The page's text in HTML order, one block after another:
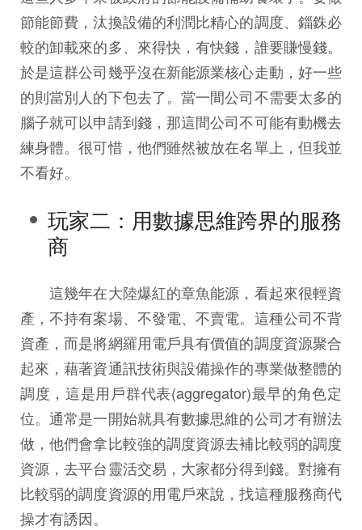
節能節費，汰換設備的利潤比精心的調度、錙銖必
較的卸載來的多、來得快，有快錢，誰要賺慢錢。
於是這群公司幾乎沒在新能源業核心走動，好一些
的則當別人的下包去了。當一間公司不需要太多的
腦子就可以申請到錢，那這間公司不可能有動機去
練身體。很可惜，他們雖然被放在名單上，但我並
不看好。
玩家二：用數據思維跨界的服務
商
這幾年在大陸爆紅的章魚能源，看起來很輕資
產，不持有案場、不發電、不賣電。這種公司不背
資產，而是將網羅用電戶具有價值的調度資源聚合
起來，藉著資通訊技術與設備操作的專業做整體的
調度，這是用戶群代表(aggregator)最早的角色定
位。通常是一開始就具有數據思維的公司才有辦法
做，他們會拿比較強的調度資源去補比較弱的調度
資源，去平台靈活交易，大家都分得到錢。對擁有
比較弱的調度資源的用電戶來說，找這種服務商代
操才有誘因。